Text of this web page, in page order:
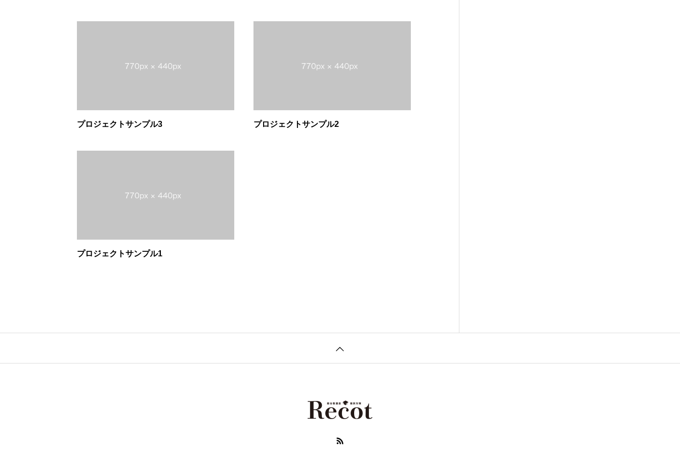
プロジェクトサンプル3 プロジェクトサンプル2
プロジェクトサンプル1